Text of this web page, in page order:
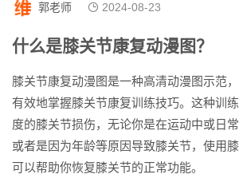
郭老师 2024-08-23
什么是膝关节康复动漫图？
膝关节康复动漫图是一种高清动漫图示范
有效地掌握膝关节康复训练技巧。这种训
度的膝关节损伤，无论你是在运动中或日常
或者是因为年龄等原因导致膝关节，使用
可以帮助你恢复膝关节的正常功能。